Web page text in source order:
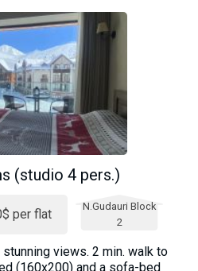
(studio 4 pers.)
per flat
N.Gudauri Block
2
views. 2 min. walk to
(160x200) and a sofa-bed